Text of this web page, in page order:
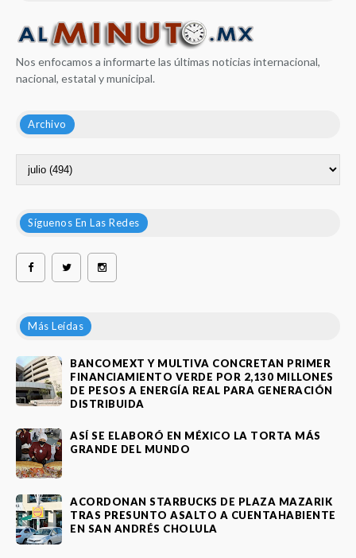
Nos enfocamos a informarte las últimas noticias internacional,
nacional, estatal y municipal.
Archivo
Síguenos En Las Redes
Más Leídas
BANCOMEXT Y MULTIVA CONCRETAN PRIMER
FINANCIAMIENTO VERDE POR 2,130 MILLONES
DE PESOS A ENERGÍA REAL PARA GENERACIÓN
DISTRIBUIDA
ASÍ SE ELABORÓ EN MÉXICO LA TORTA MÁS
GRANDE DEL MUNDO
ACORDONAN STARBUCKS DE PLAZA MAZARIK
TRAS PRESUNTO ASALTO A CUENTAHABIENTE
EN SAN ANDRÉS CHOLULA